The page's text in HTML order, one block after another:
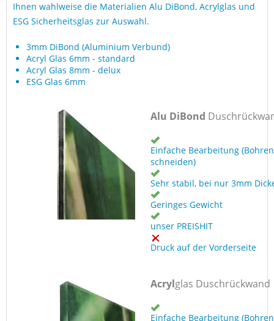
Ihnen wahlweise die Materialien Alu DiBond, Acrylglas und
ESG Sicherheitsglas zur Auswahl.
3mm DiBond (Aluminium Verbund)
Acryl Glas 6mm - standard
Acryl Glas 8mm - delux
ESG Glas 6mm
Alu DiBond
Einfache Bearbeitung
schneiden)
Sehr stabil, bei nur 3mm
Geringes Gewicht
unser PREISHIT
Druck auf der Vorderseite
Acrylglas Duschrückwand
Einfache Bearbeitung